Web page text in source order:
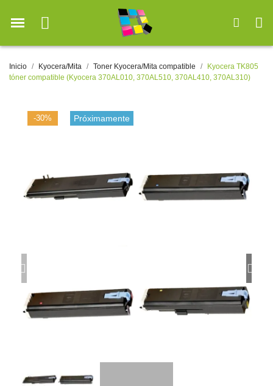
Inicio Kyocera/Mita Toner Kyocera/Mita compatible
Kyocera TK805
tóner compatible (Kyocera 370AL010, 370AL510, 370AL410, 370AL310)
-30% Próximamente